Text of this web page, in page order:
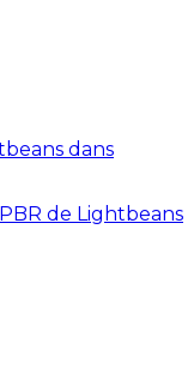
dans
de Lightbeans